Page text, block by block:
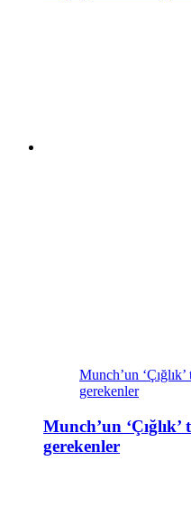
Munch’un
gerekenler
Munch’un
gerekenler